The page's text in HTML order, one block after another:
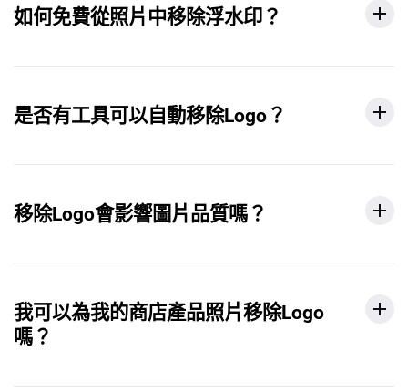
如何免費從照片中移除浮水印？
是否有工具可以自動移除Logo？
移除Logo會影響圖片品質嗎？
我可以為我的商店產品照片移除Logo
嗎？